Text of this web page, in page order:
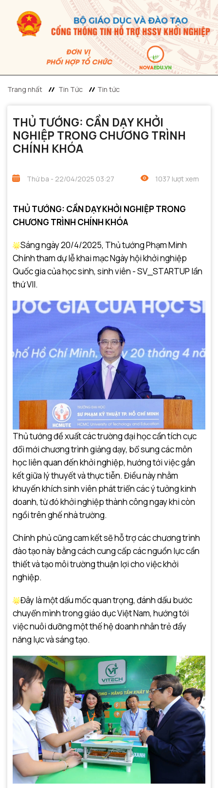
Trang nhất Tin Tức Tin tức
THỦ TƯỚNG: CẦN DẠY KHỞI
NGHIỆP TRONG CHƯƠNG TRÌNH
CHÍNH KHÓA
Thứ ba - 22/04/2025 03:27 1037 lượt xem
THỦ TƯỚNG: CẦN DẠY KHỞI NGHIỆP TRONG
CHƯƠNG TRÌNH CHÍNH KHÓA
Sáng ngày 20/4/2025, Thủ tướng Phạm Minh
Chính tham dự lễ khai mạc Ngày hội khởi nghiệp
Quốc gia của học sinh, sinh viên - SV_STARTUP lần
thứ VII.
Thủ tướng đề xuất các trường đại học cần tích cực
đổi mới chương trình giảng dạy, bổ sung các môn
học liên quan đến khởi nghiệp, hướng tới việc gắn
kết giữa lý thuyết và thực tiễn. Điều này nhằm
khuyến khích sinh viên phát triển các ý tưởng kinh
doanh, từ đó khởi nghiệp thành công ngay khi còn
ngồi trên ghế nhà trường.
Chính phủ cũng cam kết sẽ hỗ trợ các chương trình
đào tạo này bằng cách cung cấp các nguồn lực cần
thiết và tạo môi trường thuận lợi cho việc khởi
nghiệp.
Đây là một dấu mốc quan trọng, đánh dấu bước
chuyển mình trong giáo dục Việt Nam, hướng tới
việc nuôi dưỡng một thế hệ doanh nhân trẻ đầy
năng lực và sáng tạo.